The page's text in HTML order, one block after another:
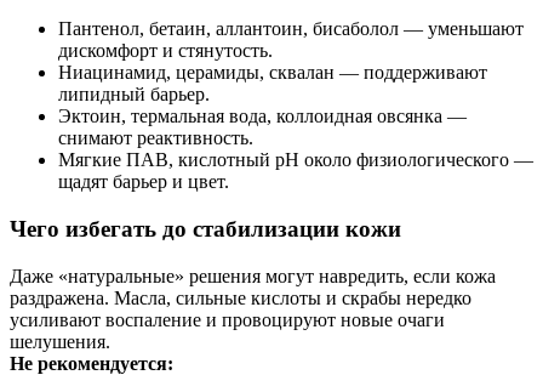
Пантенол, бетаин, аллантоин, бисаболол — уменьшают
дискомфорт и стянутость.
Ниацинамид, церамиды, сквалан — поддерживают
липидный барьер.
Эктоин, термальная вода, коллоидная овсянка —
снимают реактивность.
Мягкие ПАВ, кислотный pH около физиологического —
щадят барьер и цвет.
Чего избегать до стабилизации кожи
Даже «натуральные» решения могут навредить, если кожа
раздражена. Масла, сильные кислоты и скрабы нередко
усиливают воспаление и провоцируют новые очаги
шелушения.
Не рекомендуется: